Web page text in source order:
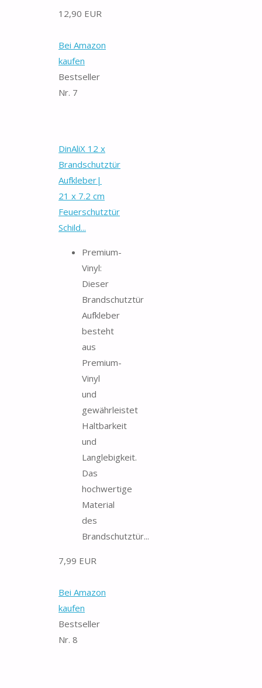
12,90 EUR
Bei Amazon
kaufen
Bestseller
Nr. 7
DinAliX 12 x
Brandschutztür
Aufkleber|
21 x 7.2 cm
Feuerschutztür
Schild...
Premium-
Vinyl:
Dieser
Brandschutztür
Aufkleber
besteht
aus
Premium-
Vinyl
und
gewährleistet
Haltbarkeit
und
Langlebigkeit.
Das
hochwertige
Material
des
Brandschutztür...
7,99 EUR
Bei Amazon
kaufen
Bestseller
Nr. 8